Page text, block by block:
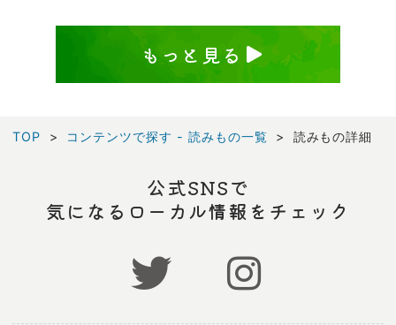
もっと見る
TOP コンテンツで探す - 読みもの一覧 読みもの詳細
公式SNSで
気になるローカル情報をチェック